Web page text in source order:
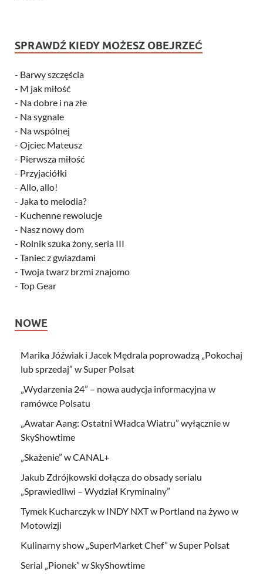
SPRAWDŹ KIEDY MOŻESZ OBEJRZEĆ
- Barwy szczęścia
- M jak miłość
- Na dobre i na złe
- Na sygnale
- Na wspólnej
- Ojciec Mateusz
- Pierwsza miłość
- Przyjaciółki
- Allo, allo!
- Jaka to melodia?
- Kuchenne rewolucje
- Nasz nowy dom
- Rolnik szuka żony, seria III
- Taniec z gwiazdami
- Twoja twarz brzmi znajomo
- Top Gear
NOWE
Marika Jóźwiak i Jacek Mędrala poprowadzą „Pokochaj
lub sprzedaj” w Super Polsat
„Wydarzenia 24” – nowa audycja informacyjna w
ramówce Polsatu
„Awatar Aang: Ostatni Władca Wiatru” wyłącznie w
SkyShowtime
„Skażenie” w CANAL+
Jakub Zdrójkowski dołącza do obsady serialu
„Sprawiedliwi – Wydział Kryminalny”
Tymek Kucharczyk w INDY NXT w Portland na żywo w
Motowizji
Kulinarny show „SuperMarket Chef” w Super Polsat
Serial „Pionek” w SkyShowtime